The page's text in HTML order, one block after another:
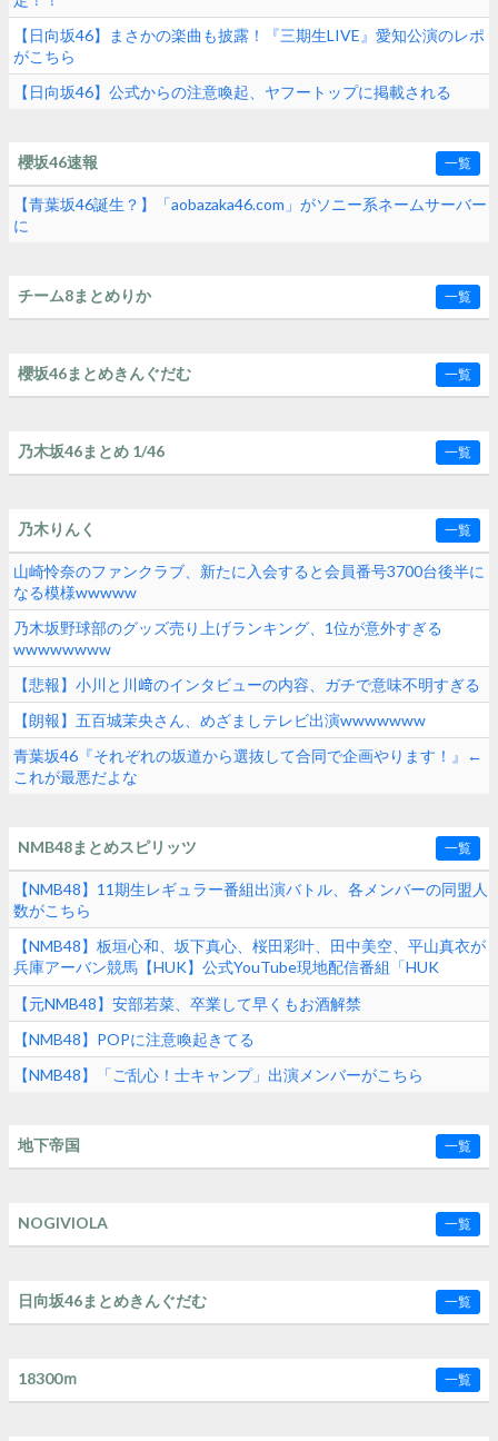
【日向坂46】まさかの楽曲も披露！『三期生LIVE』愛知公演のレポ
がこちら
【日向坂46】公式からの注意喚起、ヤフートップに掲載される
櫻坂46速報 一覧
【青葉坂46誕生？】「aobazaka46.com」がソニー系ネームサーバー
に
チーム8まとめりか 一覧
櫻坂46まとめきんぐだむ 一覧
乃木坂46まとめ 1/46 一覧
乃木りんく 一覧
山崎怜奈のファンクラブ、新たに入会すると会員番号3700台後半に
なる模様wwwww
乃木坂野球部のグッズ売り上げランキング、1位が意外すぎる
wwwwwwww
【悲報】小川と川﨑のインタビューの内容、ガチで意味不明すぎる
【朗報】五百城茉央さん、めざましテレビ出演wwwwwww
青葉坂46『それぞれの坂道から選抜して合同で企画やります！』←
これが最悪だよな
NMB48まとめスピリッツ 一覧
【NMB48】11期生レギュラー番組出演バトル、各メンバーの同盟人
数がこちら
【NMB48】板垣心和、坂下真心、桜田彩叶、田中美空、平山真衣が
兵庫アーバン競馬【HUK】公式YouTube現地配信番組「HUK
Campus Live」に出演
【元NMB48】安部若菜、卒業して早くもお酒解禁
【NMB48】POPに注意喚起きてる
【NMB48】「ご乱心！士キャンプ」出演メンバーがこちら
地下帝国 一覧
NOGIVIOLA 一覧
日向坂46まとめきんぐだむ 一覧
18300ｍ 一覧